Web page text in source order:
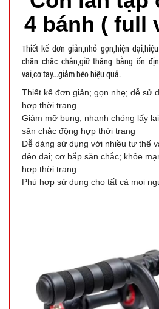
4 bánh ( full
Thiết kế đơn giản,nhỏ gọn,hiện
chân chắc chắn,giữ thăng bằng ổn
vai,cơ tay...giảm béo hiệu quả.
Thiết kế đơn giản; gọn nhẹ; dễ sử
hợp thời trang
Giảm mỡ bụng; nhanh chóng lấy
săn chắc động hợp thời trang
Dễ dàng sử dụng với nhiều tư thế
dẻo dai; cơ bắp săn chắc; khỏe
hợp thời trang
Phù hợp sử dụng cho tất cả mọi